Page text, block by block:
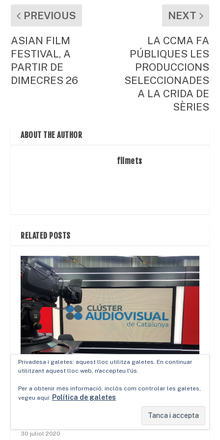
PREVIOUS
ASIAN FILM
FESTIVAL, A
PARTIR DE
DIMECRES 26
NEXT
LA CCMA FA
PÚBLIQUES LES
PRODUCCIONS
SELECCIONADES
A LA CRIDA DE
SÈRIES
ABOUT THE AUTHOR
filmets
RELATED POSTS
L’audiovisual català s’alinia amb el Clúster Audiovisual de
Catalunya, que creix i consolida el sector com a agent
transversal i es-tratègic per a la recuperació econòmica
30 juliol 2020
Privadesa i galetes: aquest lloc utilitza galetes. En continuar
utilitzant aquest lloc web, n'accepteu l'ús.
Per a obtenir més informació, inclòs com controlar les galetes,
vegeu aquí: Política de galetes